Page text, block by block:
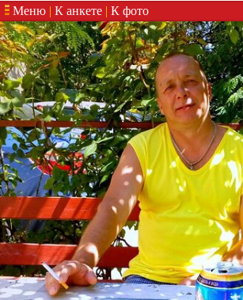
Меню | К анкете | К фото